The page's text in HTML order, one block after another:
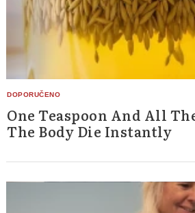
One Teaspoon And All
The Body Die Instantly